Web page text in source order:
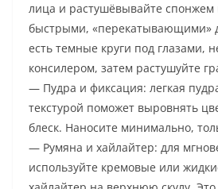
лица и растушёвывайте спонжем
быстрыми, «перекатывающими»
есть темные круги под глазами,
консилером, затем растушуйте
— Пудра и фиксация: легкая
текстурой поможет выровнять
блеск. Наносите минимально,
— Румяна и хайлайтер: для
используйте кремовые или